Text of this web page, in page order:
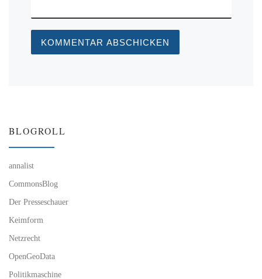
BLOGROLL
annalist
CommonsBlog
Der Presseschauer
Keimform
Netzrecht
OpenGeoData
Politikmaschine